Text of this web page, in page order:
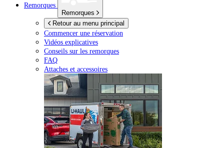
Remorques
Remorques
Retour au menu principal
Commencer une réservation
Vidéos explicatives
Conseils sur les remorques
FAQ
Attaches et accessoires